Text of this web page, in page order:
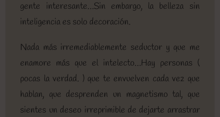
gente interesante…Sin embargo, la belleza sin
inteligencia es solo decoración.
Nada más irremediablemente seductor y que me
enamore más que el intelecto…Hay personas (
pocas la verdad. ) que te envuelven cada vez que
hablan, que desprenden un magnetismo tal, que
sientes un deseo irreprimible de dejarte arrastrar